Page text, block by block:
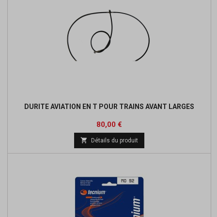
DURITE AVIATION EN T POUR TRAINS AVANT LARGES
Prix
80,00 €
base
 Détails du produit